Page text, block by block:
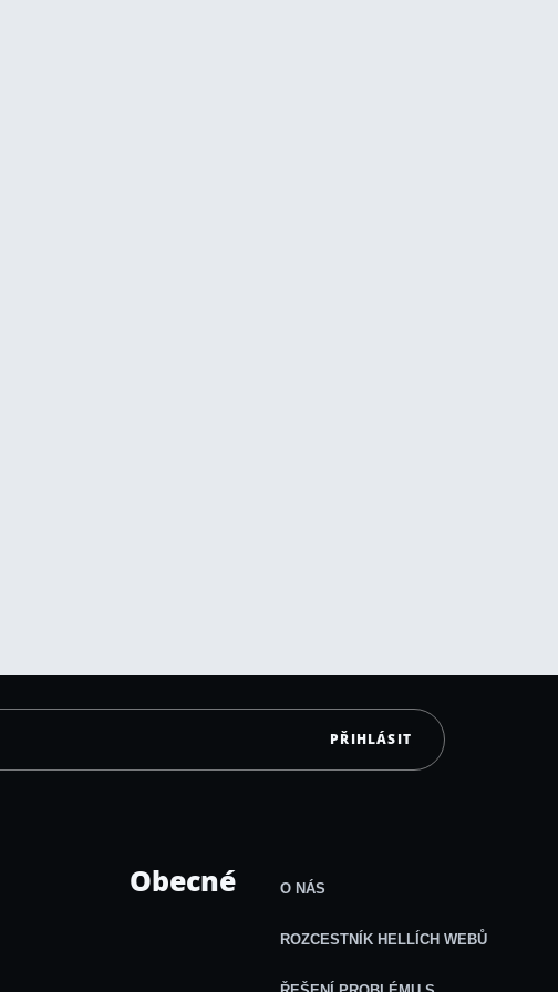
PŘIHLÁSIT
Obecné O NÁS
ROZCESTNÍK HELLÍCH WEBŮ